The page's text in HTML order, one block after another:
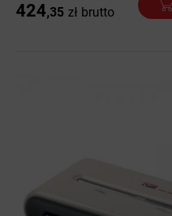
424,35 zł brutto